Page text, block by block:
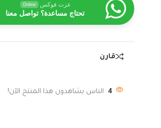
عزت فوكس Online
تحتاج مساعدة؟ تواصل معنا
قارن
4 الناس يشاهدون هذا المنتج الآن!